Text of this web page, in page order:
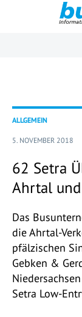
ALLGEMEIN
5. NOVEMBER 2018
62 Setra
Ahrtal
Das
die Ahrtal-
pfälzischen
Gebken &
Setra Low-